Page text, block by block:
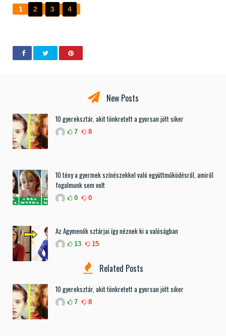
1 2 3 4
New Posts
10 gyereksztár, akit tönkretett a gyorsan jött siker
7 8
10 tény a gyermek színészekkel való együttműködésről, amiről
fogalmunk sem volt
0 0
Az Agymenők sztárjai így néznek ki a valóságban
13 15
Related Posts
10 gyereksztár, akit tönkretett a gyorsan jött siker
7 8